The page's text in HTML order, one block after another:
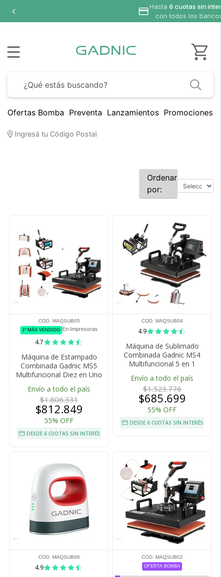
Hasta 6 cuotas sin
con todos los
Ofertas Bomba Preventa Lanzamientos Promociones
Ingresá tu Código Postal
Ordenar
por:
COD. MAQSUB05
1º MÁS VENDIDO En Impresoras
4.7
Máquina de Estampado
Combinada Gadnic MS5
Multifuncional Diez en Uno
Envío a todo el país
$1.806.331
$812.849
55% OFF
DESDE 6 CUOTAS SIN INTERÉS
COD. MAQSUB04
4.9
Máquina de Sublimado
Combinada Gadnic MS4
Multifuncional 5 en 1
Envío a todo el país
$1.523.776
$685.699
55% OFF
DESDE 6 CUOTAS SIN INTERÉS
COD. MAQSUB06
4.9
COD. MAQSUB02
OFERTA BOMBA